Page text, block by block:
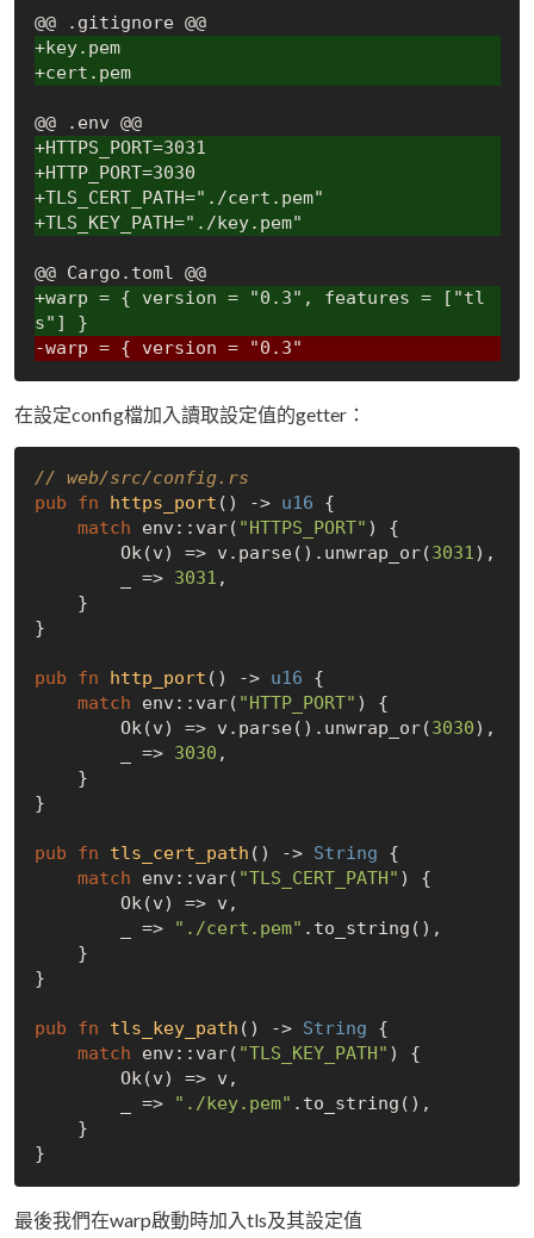
@@ .gitignore @@
+key.pem
+cert.pem
@@ .env @@
+HTTPS_PORT=3031
+HTTP_PORT=3030
+TLS_CERT_PATH="./cert.pem"
+TLS_KEY_PATH="./key.pem"
@@ Cargo.toml @@
+warp = { version = "0.3", features = ["tl
s"] }
-warp = { version = "0.3"
在設定config檔加入讀取設定值的getter：
// web/src/config.rs
pub
fn https_port () -> u16 {
match env::var( "HTTPS_PORT" ) {
Ok(v) => v.parse().unwrap_or(3031),
        _ =>
3031 ,
}
pub fn http_port () -> u16 {
match env::var( "HTTP_PORT" ) {
Ok(v) => v.parse().unwrap_or(3030),
        _ =>
3030 ,
}
pub fn tls_cert_path () -> String {
match env::var( "TLS_CERT_PATH" ) {
Ok(v) => v,
        _ =>
"./cert.pem" .to_string(),
}
pub fn tls_key_path () -> String {
match env::var( "TLS_KEY_PATH" ) {
Ok(v) => v,
        _ =>
"./key.pem" .to_string(),
最後我們在warp啟動時加入tls及其設定值